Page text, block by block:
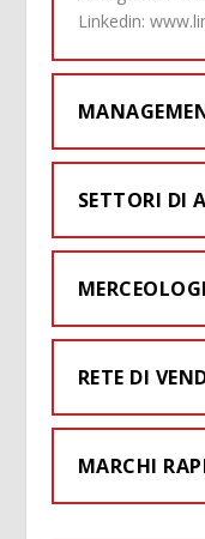
Linkedin:
SETTORI DI
RETE DI
MARCHI